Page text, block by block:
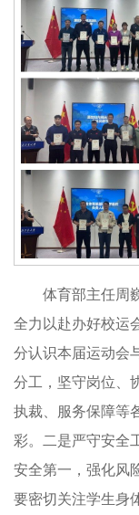
体育部主任周
全力以赴办好校运
分认识本届运动会
分工，坚守岗位、
执裁、服务保障等
彩。二是严守安全
安全第一，强化风
要密切关注学生身